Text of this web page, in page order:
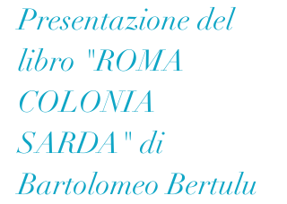
Presentazione del
libro "ROMA
COLONIA
SARDA" di
Bartolomeo Bertulu